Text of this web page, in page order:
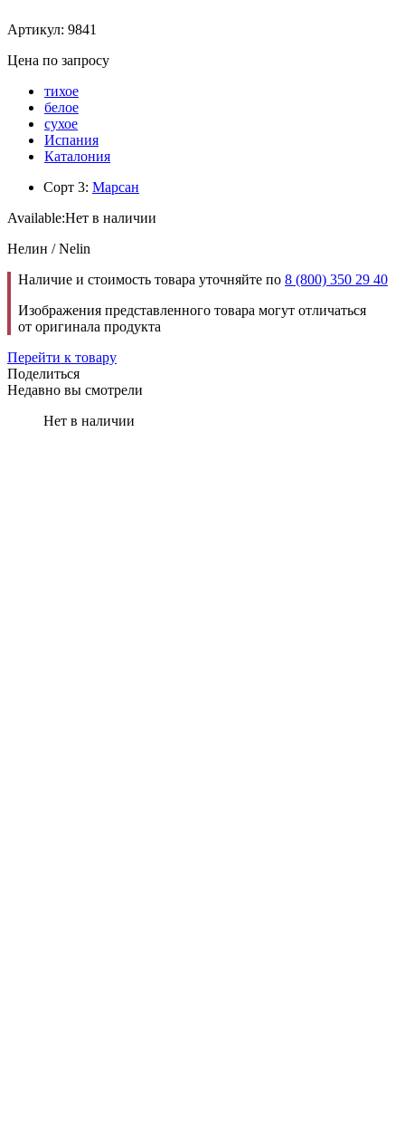
Артикул: 9841
Цена по запросу
тихое
белое
сухое
Испания
Каталония
Сорт 3: Марсан
Available:Нет в наличии
Нелин / Nelin
Наличие и стоимость товара уточняйте по 8 (800) 350 29 40
Изображения представленного товара могут отличаться
от оригинала продукта
Перейти к товару
Поделиться
Недавно вы смотрели
Нет в наличии